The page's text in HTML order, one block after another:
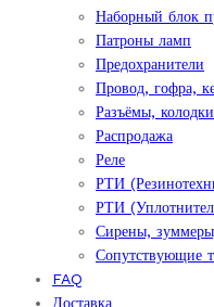
Наборный блок
Патроны ламп
Предохранители
Провод, гофра,
Разъёмы, колодки
Распродажа
Реле
РТИ
РТИ
Сирены,
Сопутствующие
FAQ
Доставка